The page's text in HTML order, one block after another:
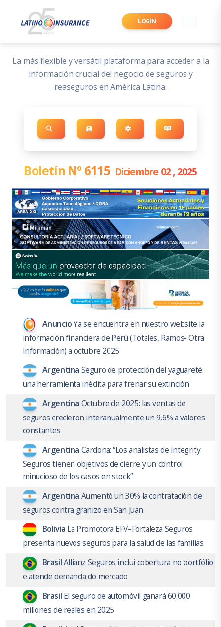
LOGIN
La más flexible y versátil plataforma para acceder a la
información crucial del negocio de seguros y
reaseguros en América Latina.
Boletín Nº 6115 Diciembre 02 , 2025
AnuncioYa se encuentra en nuestro website la
información financiera de Perú (Totales, Ramos- Otra
Información) a octubre 2025
Argentina Seguro de protección del yaguareté:
una herramienta inédita para frenar su extinción
Argentina Octubre de 2025: las ventas de
seguros crecieron interanualmente un 9,6% a valores
constantes
Argentina Cardona: “Los analistas de Integrity
Seguros tienen objetivos de cierre y un control
minucioso de los casos en stock”
Argentina Aumentó un 30% la contratación de
seguros contra granizo en San Juan
Bolivia La Promotora EFV–Fortaleza Seguros
presenta nuevos seguros para la salud de las familias
BrasilAllianz Seguros inclui cobertura no portfólio
e atende demanda do mercado
Brasil El seguro de automóvil ganará 60.000
millones de reales en 2025